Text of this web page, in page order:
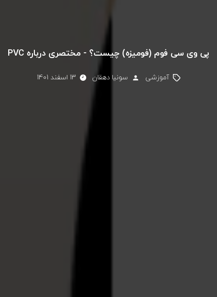
پی وی سی فوم (فومیزه) چیست؟ - مختصری درباره PVC
آموزشی سونیا دهقان 13 اسفند 1401